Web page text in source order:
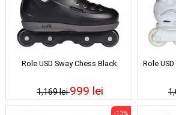
Role USD Sway Chess Black
1,169 lei999 lei
Role